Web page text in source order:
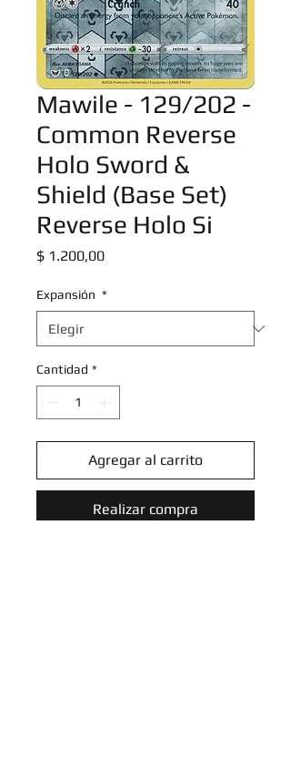
Mawile - 129/202 -
Common Reverse
Holo Sword &
Shield (Base Set)
Reverse Holo Si
$ 1.200,00Precio
Expansión *
Cantidad *
Agregar al carrito
Realizar compra